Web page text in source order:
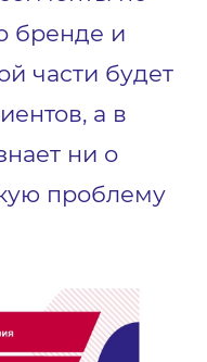
бренде и
части будет
а в
ни о
проблему